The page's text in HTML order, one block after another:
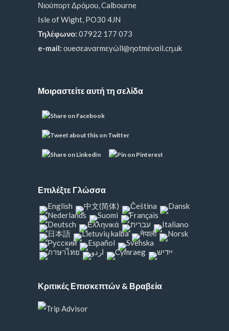
Νιούπορτ Δρόμου, Calbourne
Isle of Wight, PO30 4JN
Τηλέφωνο: 07922 177 073
e-mail: ουeσεaναrmεγώll@ηotmέναil.cη.uk
Μοιραστείτε αυτή τη σελίδα
Επιλέξτε Γλώσσα
Κριτικές Επισκεπτών & Βραβεία